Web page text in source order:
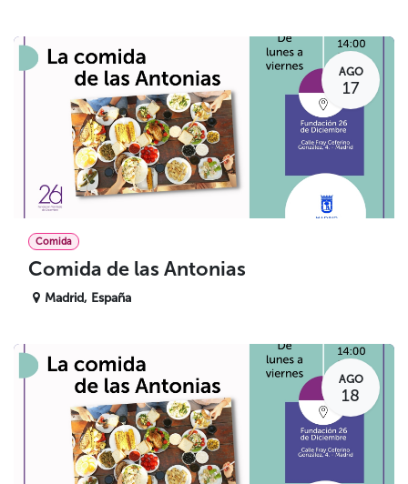
AGO
17
Comida
Comida de las Antonias
Madrid, España
AGO
18